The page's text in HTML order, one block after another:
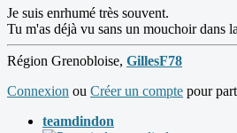
Je suis enrhumé très souvent.
Tu m'as déjà vu sans un mouchoir dans
Région Grenobloise, GillesF78
Connexion ou Créer un compte pour
teamdindon